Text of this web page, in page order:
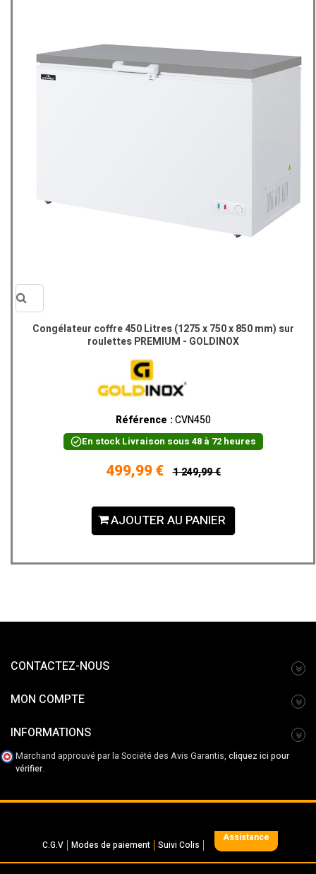
VueCongélateur coffre 450 Litres (1275 x 750 x 850 mm) sur
roulettes PREMIUM - GOLDINOX
Référence :CVN450
En stockLivraison sous 48 à 72 heures
499,99 € 1 249,99 €
AJOUTER AU PANIER
CONTACTEZ-NOUS
MON COMPTE
INFORMATIONS
Marchand approuvé par la Société des Avis Garantis, cliquez ici pour
vérifier.
C.G.V Modes de paiement Suivi Colis
Assistance